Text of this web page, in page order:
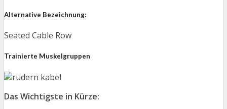
Alternative Bezeichnung:
Seated Cable Row
Trainierte Muskelgruppen
Das Wichtigste in Kürze: